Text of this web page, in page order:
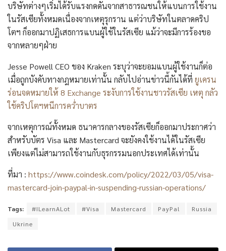
บริษัทต่างๆเริ่มได้รับแรงกดดันจากสาธารณชนให้แบนการใช้งาน
ในรัสเซียทั้งหมดเนื่องจากเหตุรุกราน แต่ว่าบริษัทในตลาดคริป
โตฯ ก็ออกมาปฏิเสธการแบนผู้ใช้ในรัสเซีย แม้ว่าจะมีการร้องขอ
จากหลายๆฝ่าย
Jesse Powell CEO ของ Kraken ระบุว่าจะยอมแบนผู้ใช้งานก็ต่อ
เมื่อถูกบังคับทางกฎหมายเท่านั้น กลับไปอ่านข่าวนี้กันได้ที่ ยูเครน
ร่อนจดหมายให้ 8 Exchange ระงับการใช้งานชาวรัสเซีย เหตุ กลัว
ใช้คริปโตฯหนีการคว่ำบาตร
จากเหตุการณ์ทั้งหมด ธนาคารกลางของรัสเซียก็ออกมาประกาศว่า
สำหรับบัตร Visa และ Mastercard จะยังคงใช้งานได้ในรัสเซีย
เพียงแต่ไม่สามารถใช้งานกับธุรกรรมนอกประเทศได้เท่านั้น
ที่มา : https://www.coindesk.com/policy/2022/03/05/visa-
mastercard-join-paypal-in-suspending-russian-operations/
Tags: #ILearnALot #Visa Mastercard PayPal
Russia
Ukrine